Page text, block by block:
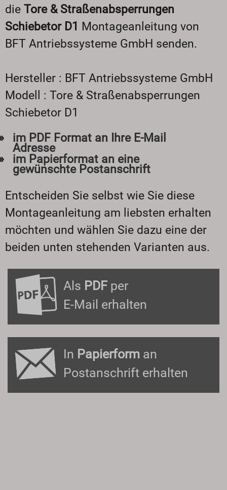
die Tore & Straßenabsperrungen
Schiebetor D1
Montageanleitung von
BFT Antriebssysteme GmbH senden.
Hersteller : BFT Antriebssysteme GmbH
Modell : Tore & Straßenabsperrungen
Schiebetor D1
im PDF Format an Ihre E-Mail
Adresse
im Papierformat an eine
gewünschte Postanschrift
Entscheiden Sie selbst wie Sie diese
Montageanleitung am liebsten erhalten
möchten und wählen Sie dazu eine der
beiden unten stehenden Varianten aus.
Als PDF per
E-Mail erhalten
In Papierform an
Postanschrift erhalten